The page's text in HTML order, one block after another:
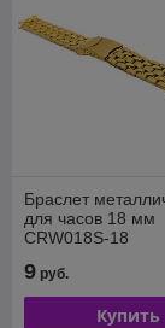
Браслет
для часов 18 мм
CRW018S-18
9 руб.
Купить